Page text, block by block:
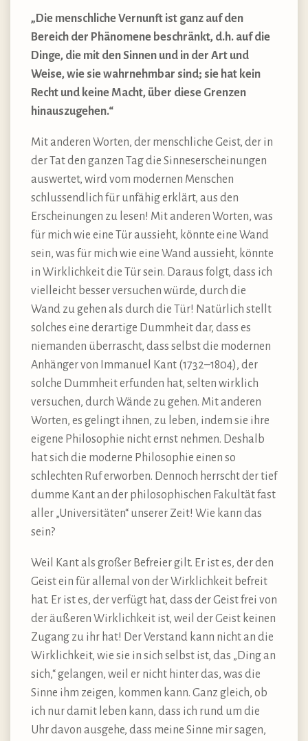
„Die menschliche Vernunft ist ganz auf den
Bereich der Phänomene beschränkt, d.h. auf die
Dinge, die mit den Sinnen und in der Art und
Weise, wie sie wahrnehmbar sind; sie hat kein
Recht und keine Macht, über diese Grenzen
hinauszugehen.“
Mit anderen Worten, der menschliche Geist, der in
der Tat den ganzen Tag die Sinneserscheinungen
auswertet, wird vom modernen Menschen
schlussendlich für unfähig erklärt, aus den
Erscheinungen zu lesen! Mit anderen Worten, was
für mich wie eine Tür aussieht, könnte eine Wand
sein, was für mich wie eine Wand aussieht, könnte
in Wirklichkeit die Tür sein. Daraus folgt, dass ich
vielleicht besser versuchen würde, durch die
Wand zu gehen als durch die Tür! Natürlich stellt
solches eine derartige Dummheit dar, dass es
niemanden überrascht, dass selbst die modernen
Anhänger von Immanuel Kant (1732–1804), der
solche Dummheit erfunden hat, selten wirklich
versuchen, durch Wände zu gehen. Mit anderen
Worten, es gelingt ihnen, zu leben, indem sie ihre
eigene Philosophie nicht ernst nehmen. Deshalb
hat sich die moderne Philosophie einen so
schlechten Ruf erworben. Dennoch herrscht der tief
dumme Kant an der philosophischen Fakultät fast
aller „Universitäten“ unserer Zeit! Wie kann das
sein?
Weil Kant als großer Befreier gilt. Er ist es, der den
Geist ein für allemal von der Wirklichkeit befreit
hat. Er ist es, der verfügt hat, dass der Geist frei von
der äußeren Wirklichkeit ist, weil der Geist keinen
Zugang zu ihr hat! Der Verstand kann nicht an die
Wirklichkeit, wie sie in sich selbst ist, das „Ding an
sich,“ gelangen, weil er nicht hinter das, was die
Sinne ihm zeigen, kommen kann. Ganz gleich, ob
ich nur damit leben kann, dass ich rund um die
Uhr davon ausgehe, dass meine Sinne mir sagen,